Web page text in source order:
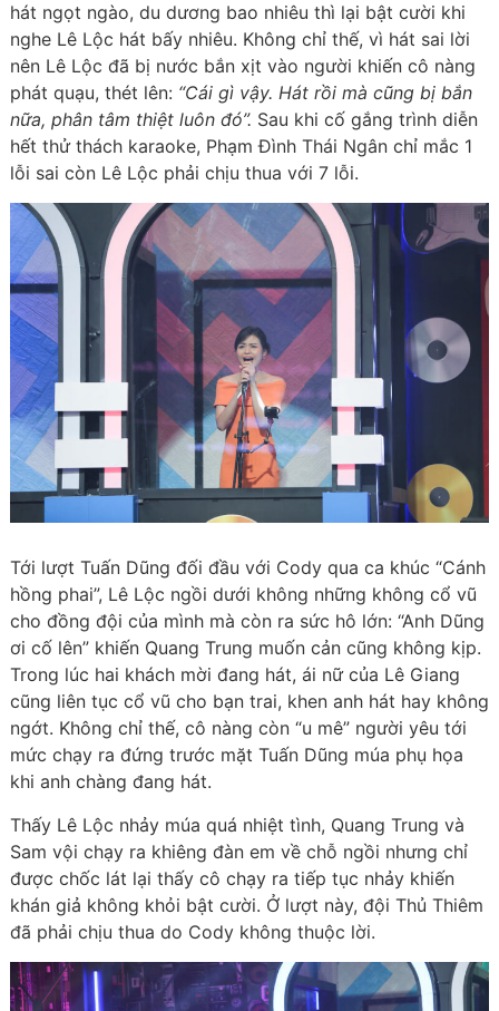
hát ngọt ngào, du dương bao nhiêu thì lại bật cười khi
nghe Lê Lộc hát bấy nhiêu. Không chỉ thế, vì hát sai lời
nên Lê Lộc đã bị nước bắn xịt vào người khiến cô nàng
phát quạu, thét lên: “Cái gì vậy. Hát rồi mà cũng bị bắn
nữa, phân tâm thiệt luôn đó”. Sau khi cố gắng trình diễn
hết thử thách karaoke, Phạm Đình Thái Ngân chỉ mắc 1
lỗi sai còn Lê Lộc phải chịu thua với 7 lỗi.
Tới lượt Tuấn Dũng đối đầu với Cody qua ca khúc “Cánh
hồng phai”, Lê Lộc ngồi dưới không những không cổ vũ
cho đồng đội của mình mà còn ra sức hô lớn: “Anh Dũng
ơi cố lên” khiến Quang Trung muốn cản cũng không kịp.
Trong lúc hai khách mời đang hát, ái nữ của Lê Giang
cũng liên tục cổ vũ cho bạn trai, khen anh hát hay không
ngớt. Không chỉ thế, cô nàng còn “u mê” người yêu tới
mức chạy ra đứng trước mặt Tuấn Dũng múa phụ họa
khi anh chàng đang hát.
Thấy Lê Lộc nhảy múa quá nhiệt tình, Quang Trung và
Sam vội chạy ra khiêng đàn em về chỗ ngồi nhưng chỉ
được chốc lát lại thấy cô chạy ra tiếp tục nhảy khiến
khán giả không khỏi bật cười. Ở lượt này, đội Thủ Thiêm
đã phải chịu thua do Cody không thuộc lời.